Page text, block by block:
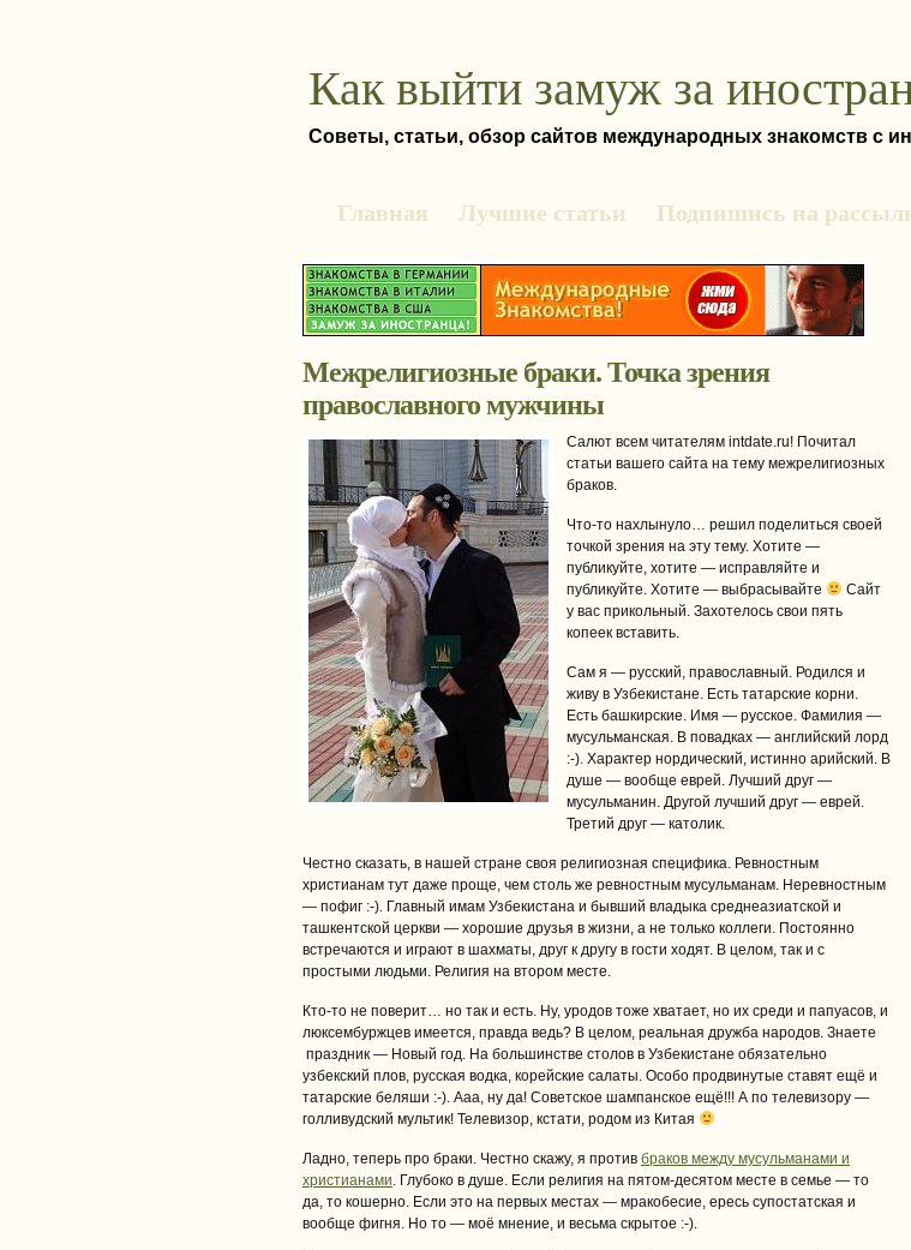
Как выйти замуж за
Советы, статьи, обзор сайтов международных знакомств с
Главная Лучшие статьи Подпишись на
Межрелигиозные браки. Точка зрения
православного мужчины
Салют всем читателям intdate.ru! Почитал
статьи вашего сайта на тему межрелигиозных
браков.
Что-то нахлынуло… решил поделиться своей
точкой зрения на эту тему. Хотите —
публикуйте, хотите — исправляйте и
публикуйте. Хотите — выбрасывайте
Сайт
у вас прикольный. Захотелось свои пять
копеек вставить.
Сам я — русский, православный. Родился и
живу в Узбекистане. Есть татарские корни.
Есть башкирские. Имя — русское. Фамилия —
мусульманская. В повадках — английский лорд
:-). Характер нордический, истинно арийский. В
душе — вообще еврей. Лучший друг —
мусульманин. Другой лучший друг — еврей.
Третий друг — католик.
Честно сказать, в нашей стране своя религиозная специфика. Ревностным
христианам тут даже проще, чем столь же ревностным мусульманам. Неревностным
— пофиг :-). Главный имам Узбекистана и бывший владыка среднеазиатской и
ташкентской церкви — хорошие друзья в жизни, а не только коллеги. Постоянно
встречаются и играют в шахматы, друг к другу в гости ходят. В целом, так и с
простыми людьми. Религия на втором месте.
Кто-то не поверит… но так и есть. Ну, уродов тоже хватает, но их среди и папуасов, и
люксембуржцев имеется, правда ведь? В целом, реальная дружба народов. Знаете
праздник — Новый год. На большинстве столов в Узбекистане обязательно
узбекский плов, русская водка, корейские салаты. Особо продвинутые ставят ещё и
татарские беляши :-). Ааа, ну да! Советское шампанское ещё!!! А по телевизору —
голливудский мультик! Телевизор, кстати, родом из Китая
Ладно, теперь про браки. Честно скажу, я против браков между мусульманами и
христианами. Глубоко в душе. Если религия на пятом-десятом месте в семье — то
да, то кошерно. Если это на первых местах — мракобесие, ересь супостатская и
вообще фигня. Но то — моё мнение, и весьма скрытое :-).